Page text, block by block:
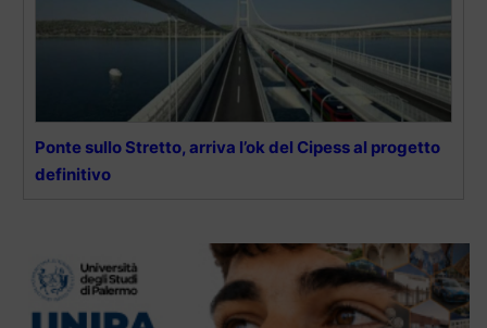
Ponte sullo Stretto, arriva l’ok del Cipess al progetto
definitivo